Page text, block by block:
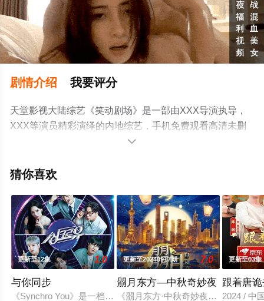
剧情介绍 我要评分
天堂影视大陆综艺《笑动剧场》是一部由XXX导演执导，
XXX等演员精彩演绎的内地综艺，手机免费观看高清未删
减完整版综艺节目就来天堂电影网，更多相关信息可移步

猜你喜欢
更新至12集 1.0
与你同步
《Synchro You》是一档综艺音乐秀节目，节目里将由AI打造出
更新至20240917期 7.0
朤月东方—中秋奇妙夜
《朤月东方·中秋奇妙夜》以家国情
更新至03集
跟着唐
2024 / 中